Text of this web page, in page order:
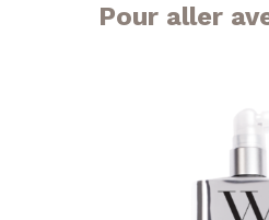
Pour aller